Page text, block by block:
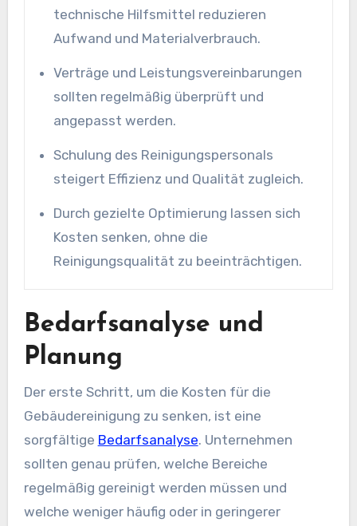
technische Hilfsmittel reduzieren
Aufwand und Materialverbrauch.
Verträge und Leistungsvereinbarungen
sollten regelmäßig überprüft und
angepasst werden.
Schulung des Reinigungspersonals
steigert Effizienz und Qualität zugleich.
Durch gezielte Optimierung lassen sich
Kosten senken, ohne die
Reinigungsqualität zu beeinträchtigen.
Bedarfsanalyse und
Planung
Der erste Schritt, um die Kosten für die
Gebäudereinigung zu senken, ist eine
sorgfältige Bedarfsanalyse. Unternehmen
sollten genau prüfen, welche Bereiche
regelmäßig gereinigt werden müssen und
welche weniger häufig oder in geringerer